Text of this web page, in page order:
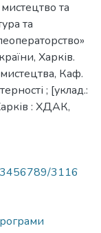
та
та
Харків.
Каф.
; [уклад.:
: ХДАК,
3116